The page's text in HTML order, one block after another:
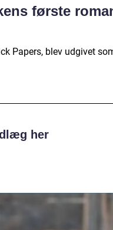
første
Papers, blev udgivet
her